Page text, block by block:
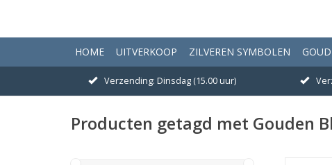
HOME UITVERKOOP ZILVEREN SYMBOLEN
Verzending: Dinsdag (15.00 uur)
Producten getagd met Gouden